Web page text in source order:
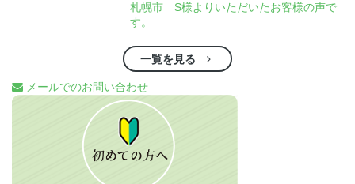
札幌市 S様よりいただいたお客様の声で
す。
一覧を見る
メールでのお問い合わせ